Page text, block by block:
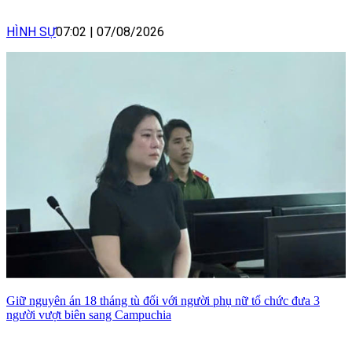
HÌNH SỰ07:02 07/08/2026
Giữ nguyên án 18 tháng tù đối với người phụ nữ tổ chức đưa 3
người vượt biên sang Campuchia